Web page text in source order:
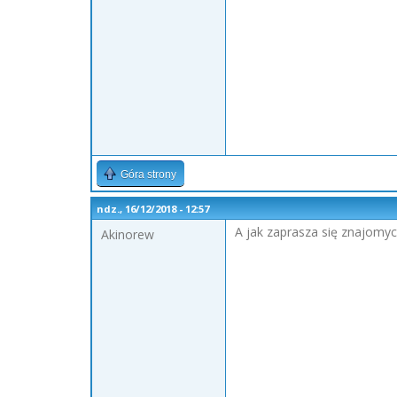
Góra strony
ndz., 16/12/2018 - 12:57
Akinorew A jak zaprasza się